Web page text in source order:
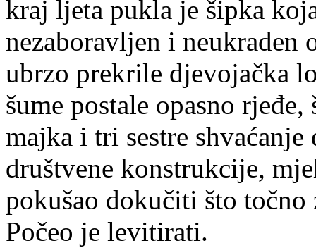
kraj ljeta pukla je šipka
nezaboravljen i neukraden
ubrzo prekrile djevojačka
šume postale opasno
majka i tri sestre shvaćanje
društvene konstrukcije,
pokušao dokučiti što
Počeo je levitirati.